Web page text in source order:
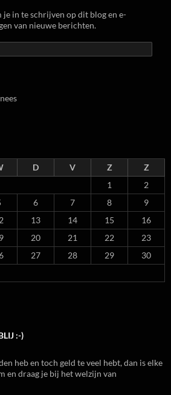
je in te schrijven op dit blog en e-
van nieuwe berichten.
D V Z
Z
1
2
6 7 8
9
13 14 15
16
20 21 22
23
27 28 29
30
:-)
heb en toch geld te veel hebt, dan is elke
en draag je bij het welzijn van